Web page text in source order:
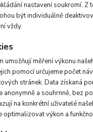
nastavení soukromí. Z
být individuálně
vždy.
umožňují měření výkonu
pomocí určujeme počet
stránek. Data získaná
anonymně a souhrnně, bez
na konkrétní uživatelé
optimalizovat výkon a